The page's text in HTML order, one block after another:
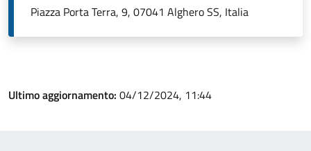
Piazza Porta Terra, 9, 07041 Alghero SS, Italia
Ultimo aggiornamento: 04/12/2024, 11:44